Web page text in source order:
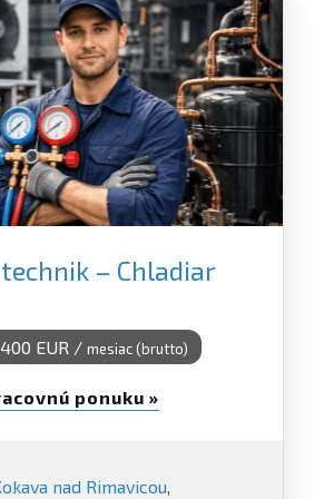
– Chladiar
EUR / mesiac (brutto)
ponuku »
nad Rimavicou